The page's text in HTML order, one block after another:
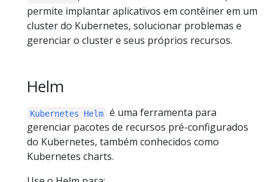
permite implantar aplicativos em contêiner em um
cluster do Kubernetes, solucionar problemas e
gerenciar o cluster e seus próprios recursos.
Helm
Kubernetes Helm
é uma ferramenta para
gerenciar pacotes de recursos pré-configurados
do Kubernetes, também conhecidos como
Kubernetes charts.